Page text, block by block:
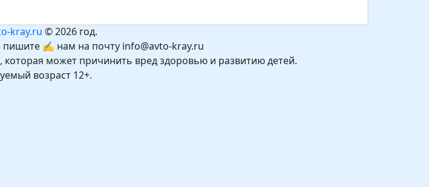
kray.ru © 2026 год.
✍ нам на почту info@avto-kray.ru
может причинить вред здоровью и развитию детей.
возраст 12+.